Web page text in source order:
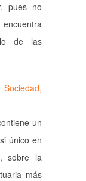
pues no
de las
un
único en
sobre la
más